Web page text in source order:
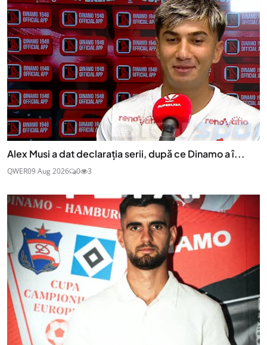
Alex Musi a dat declarația serii, după ce Dinamo a î...
QWER09 Aug 2026 0 3